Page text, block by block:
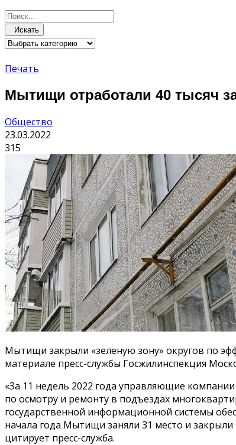
Искать
Печать
Мытищи отработали 40 тысяч
Общество
23.03.2022
315
Мытищи закрыли «зеленую зону» округов по
материале пресс-службы Госжилинспекция
«За 11 недель 2022 года управляющие
по осмотру и ремонту в подъездах
государственной информационной системы
начала года Мытищи заняли 31 место и
цитирует пресс-служба.